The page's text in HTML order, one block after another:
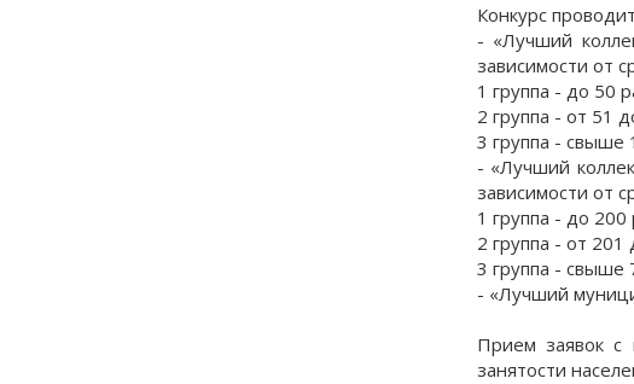
Конкурс
- «Лучший
зависимости от
1 группа - до 50
2 группа - от 51
3 группа - свыше
- «Лучший
зависимости от
1 группа - до 200
2 группа - от 201
3 группа - свыше
- «Лучший
Прием заявок с
занятости